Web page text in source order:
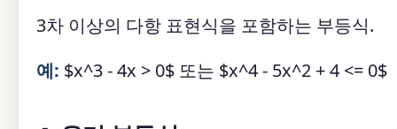
3차 이상의 다항 표현식을 포함하는 부등식.
예: $x^3 - 4x > 0$ 또는 $x^4 - 5x^2 + 4 <= 0$